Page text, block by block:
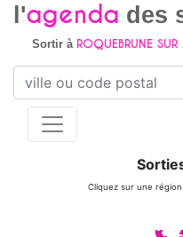
l'agenda des
Sortir à ROQUEBRUNE SUR
Cliquez sur une